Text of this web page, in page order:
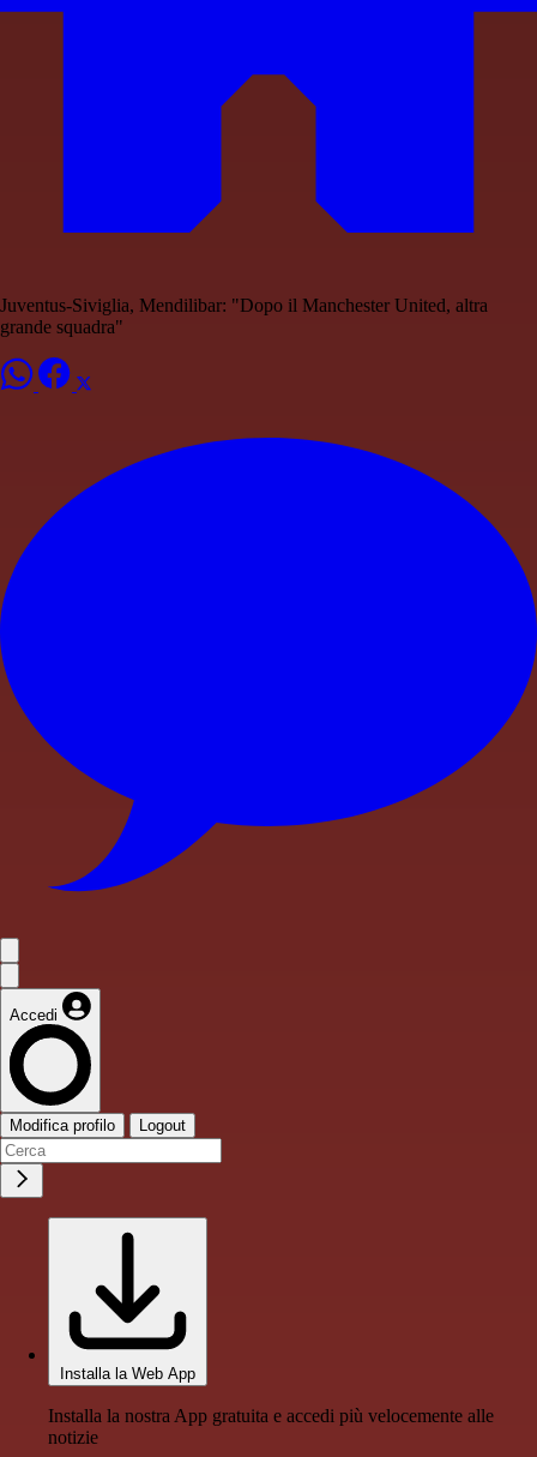
Juventus-Siviglia, Mendilibar: "Dopo il Manchester United, altra
grande squadra"
Accedi
Modifica profilo Logout
Installa la Web App
Installa la nostra App gratuita e accedi più velocemente alle
notizie